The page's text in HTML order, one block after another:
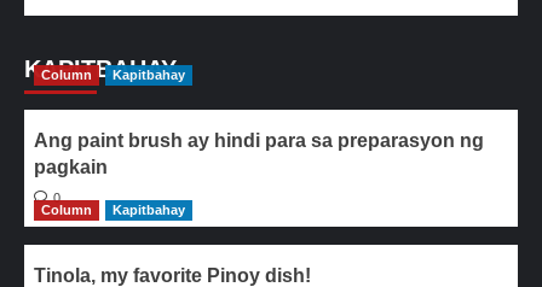
KAPITBAHAY
Column Kapitbahay
Ang paint brush ay hindi para sa preparasyon ng
pagkain
0
Column
Kapitbahay
Tinola, my favorite Pinoy dish!